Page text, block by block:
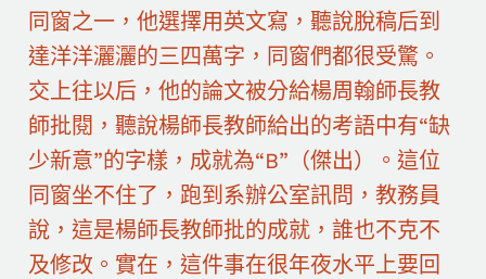
同窗之一，他選擇用英文寫，聽說脫稿后到
達洋洋灑灑的三四萬字，同窗們都很受驚。
交上往以后，他的論文被分給楊周翰師長教
師批閱，聽說楊師長教師給出的考語中有“缺
少新意”的字樣，成就為“B”（傑出）。這位
同窗坐不住了，跑到系辦公室訊問，教務員
說，這是楊師長教師批的成就，誰也不克不
及修改。實在，這件事在很年夜水平上要回